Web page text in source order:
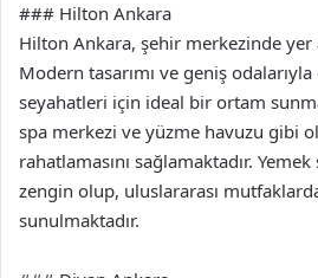
### Hilton Ankara
Hilton Ankara, şehir merkezinde
Modern tasarımı ve geniş
seyahatleri için ideal bir ortam
spa merkezi ve yüzme havuzu gibi
rahatlamasını sağlamaktadır.
zengin olup, uluslararası
sunulmaktadır.